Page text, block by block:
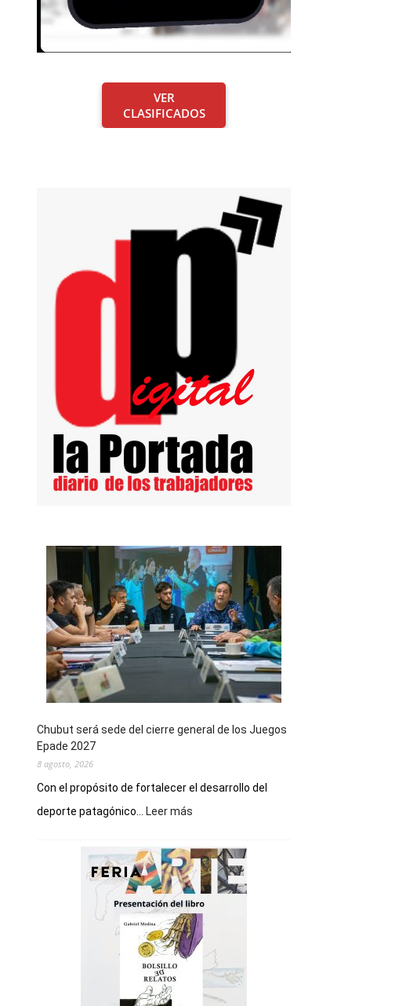
VER
CLASIFICADOS
Chubut será sede del cierre general de los Juegos
Epade 2027
8 agosto, 2026
Con el propósito de fortalecer el desarrollo del
deporte patagónico...
Leer más
sede
del
cierre
general
de
los
Juegos
Epade
2027